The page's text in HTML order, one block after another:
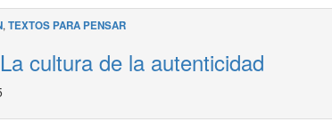
, TEXTOS PARA PENSAR
cultura de la autenticidad